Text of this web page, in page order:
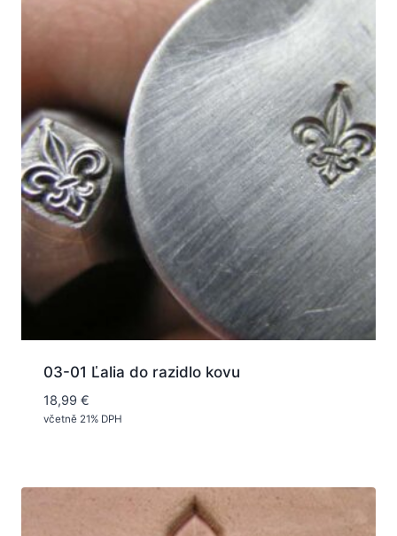
03-01 Ľalia do razidlo kovu
18,99 €
včetně 21% DPH